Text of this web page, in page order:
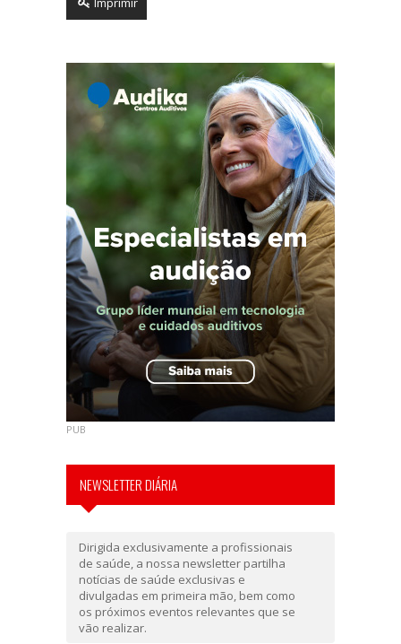
PUB
NEWSLETTER DIÁRIA
Dirigida exclusivamente a profissionais
de saúde, a nossa newsletter partilha
notícias de saúde exclusivas e
divulgadas em primeira mão, bem como
os próximos eventos relevantes que se
vão realizar.